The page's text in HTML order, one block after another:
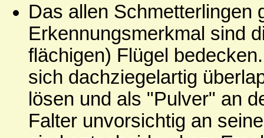
Das allen Schmetterlingen
Erkennungsmerkmal sind
flächigen) Flügel
sich dachziegelartig
lösen und als "Pulver" an
Falter unvorsichtig an